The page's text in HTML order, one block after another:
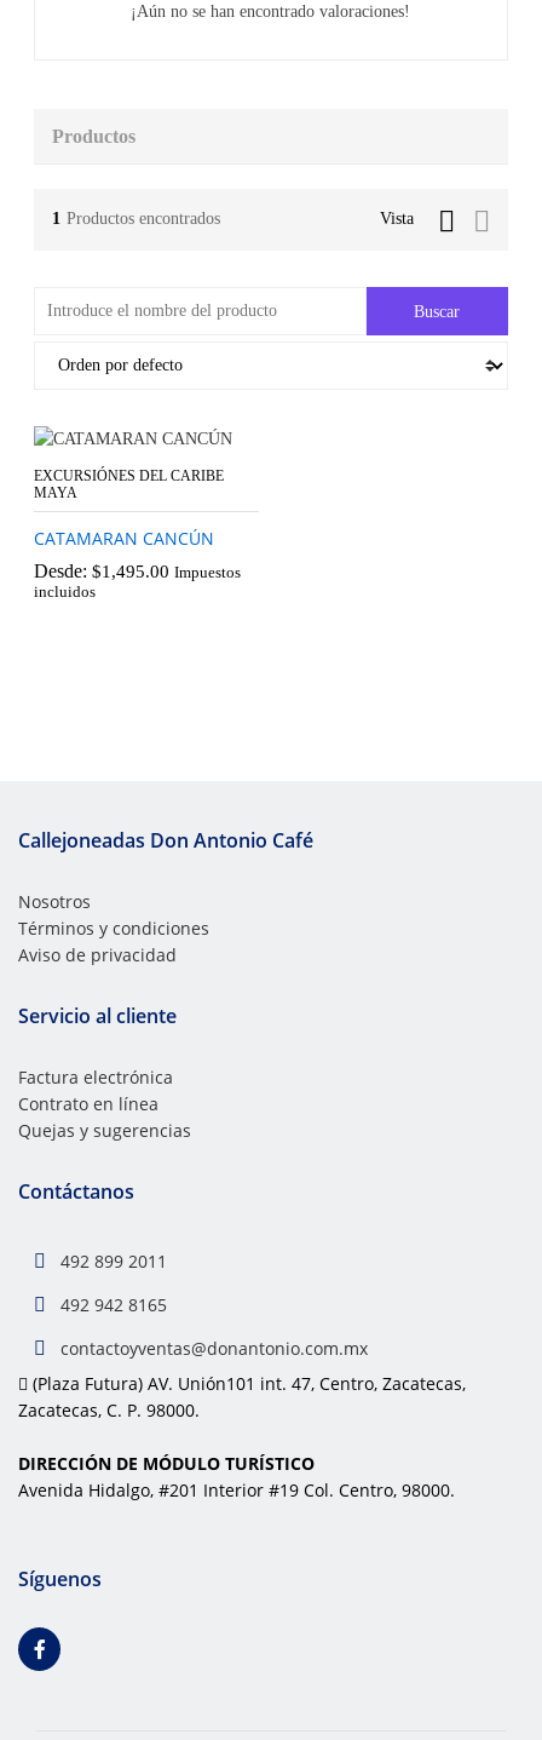
¡Aún no se han encontrado valoraciones!
Productos
1 Productos encontrados Vista
EXCURSIÓNES DEL CARIBE
MAYA
CATAMARAN CANCÚN
Desde: $1,495.00 Impuestos
incluidos
Callejoneadas Don Antonio Café
Nosotros
Términos y condiciones
Aviso de privacidad
Servicio al cliente
Factura electrónica
Contrato en línea
Quejas y sugerencias
Contáctanos
492 899 2011
492 942 8165
contactoyventas@donantonio.com.mx
(Plaza Futura) AV. Unión101 int. 47, Centro, Zacatecas,
Zacatecas, C. P. 98000.
DIRECCIÓN DE MÓDULO TURÍSTICO
Avenida Hidalgo, #201 Interior #19 Col. Centro, 98000.
Síguenos